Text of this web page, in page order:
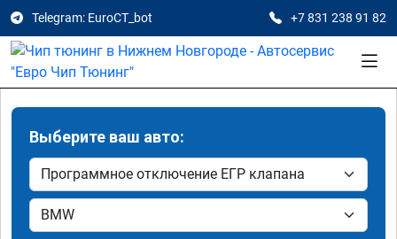
Telegram: EuroCT_bot +7 831 238 91 82
Выберите ваш авто: